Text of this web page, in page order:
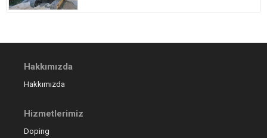
Hakkımızda
Hakkımızda
Hizmetlerimiz
Doping